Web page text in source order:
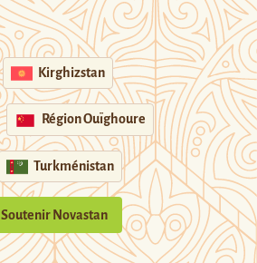
Kirghizstan
Région Ouïghoure
Turkménistan
Soutenir Novastan